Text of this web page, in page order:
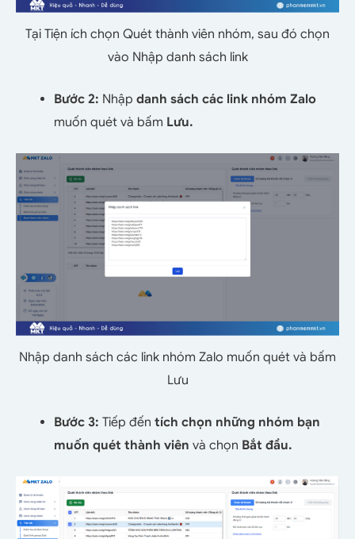
Tại Tiện ích chọn Quét thành viên nhóm, sau đó chọn
vào Nhập danh sách link
Bước 2: Nhập danh sách các link nhóm Zalo
muốn quét và bấm Lưu.
Nhập danh sách các link nhóm Zalo muốn quét và bấm
Lưu
Bước 3: Tiếp đến tích chọn những nhóm bạn
muốn quét thành viên và chọn Bắt đầu.